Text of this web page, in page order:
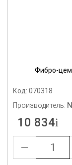
Фибро-
Код: 070318
Производитель:
10 834